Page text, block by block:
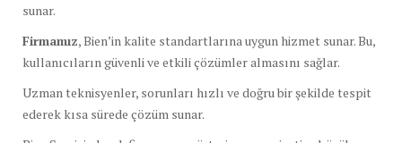
sunar.
Firmamız, Bien’in kalite standartlarına uygun hizmet sunar. Bu,
kullanıcıların güvenli ve etkili çözümler almasını sağlar.
Uzman teknisyenler, sorunları hızlı ve doğru bir şekilde tespit
ederek kısa sürede çözüm sunar.